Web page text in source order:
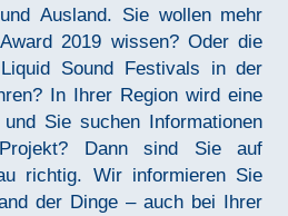
Ausland. Sie wollen mehr
2019 wissen? Oder die
Sound Festivals in der
In Ihrer Region wird eine
Sie suchen Informationen
Dann sind Sie auf
richtig. Wir informieren Sie
der Dinge – auch bei Ihrer